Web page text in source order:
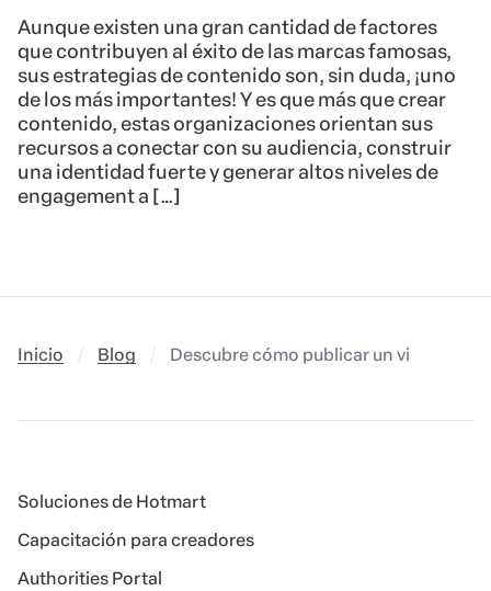
Aunque existen una gran cantidad de factores
que contribuyen al éxito de las marcas famosas,
sus estrategias de contenido son, sin duda, ¡uno
de los más importantes! Y es que más que crear
contenido, estas organizaciones orientan sus
recursos a conectar con su audiencia, construir
una identidad fuerte y generar altos niveles de
engagement a […]
Inicio Blog Descubre cómo publicar un video en
Soluciones de Hotmart
Capacitación para creadores
Authorities Portal